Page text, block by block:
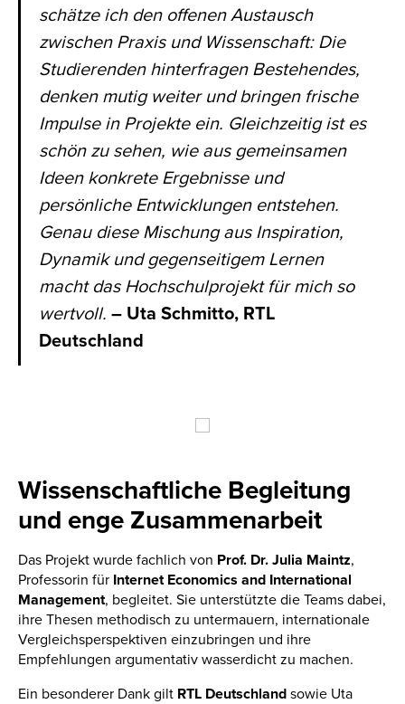
schätze ich den offenen Austausch
zwischen Praxis und Wissenschaft: Die
Studierenden hinterfragen Bestehendes,
denken mutig weiter und bringen frische
Impulse in Projekte ein. Gleichzeitig ist es
schön zu sehen, wie aus gemeinsamen
Ideen konkrete Ergebnisse und
persönliche Entwicklungen entstehen.
Genau diese Mischung aus Inspiration,
Dynamik und gegenseitigem Lernen
macht das Hochschulprojekt für mich so
wertvoll. – Uta Schmitto, RTL
Deutschland
Wissenschaftliche Begleitung
und enge Zusammenarbeit
Das Projekt wurde fachlich von Prof. Dr. Julia Maintz,
Professorin für Internet Economics and International
Management, begleitet. Sie unterstützte die Teams dabei,
ihre Thesen methodisch zu untermauern, internationale
Vergleichsperspektiven einzubringen und ihre
Empfehlungen argumentativ wasserdicht zu machen.
Ein besonderer Dank gilt RTL Deutschland sowie Uta